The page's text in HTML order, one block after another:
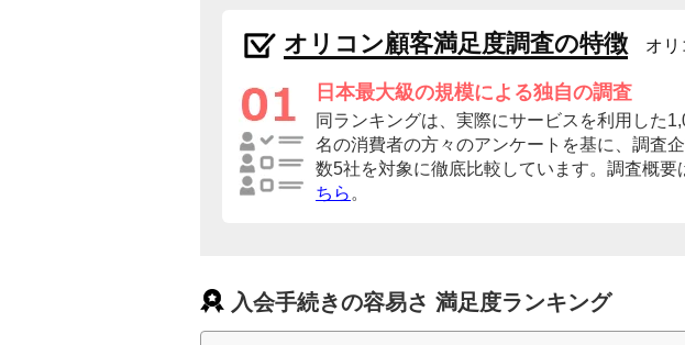
オリコン顧客満足度調査の特徴 オリ
日本最大級の規模による独自の調査
同ランキングは、実際にサービスを利用した
名の消費者の方々のアンケートを基に、調査
数5社を対象に徹底比較しています。調査概要
ちら 。
入会手続きの容易さ 満足度ランキング